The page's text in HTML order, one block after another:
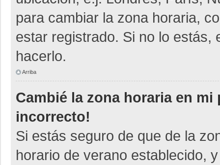
para cambiar la zona horaria,
estar registrado. Si no lo estás,
hacerlo.
Arriba
Cambié la zona horaria en
incorrecto!
Si estás seguro de que de la
horario de verano establecido,